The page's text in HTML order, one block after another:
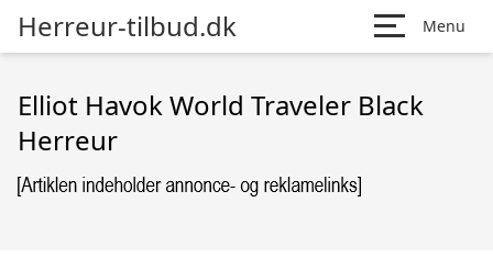
Herreur-tilbud.dk Menu
Elliot Havok World Traveler Black
Herreur